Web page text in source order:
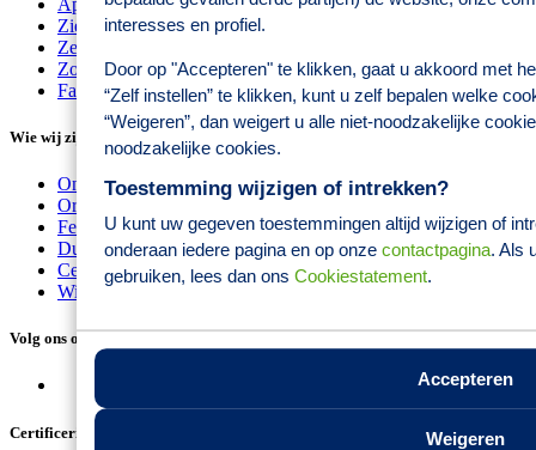
interesses en profiel.
Door op "Accepteren" te klikken, gaat u akkoord met
“Zelf instellen” te klikken, kunt u zelf bepalen welke
“Weigeren”, dan weigert u alle niet-noodzakelijke
noodzakelijke cookies.
Toestemming wijzigen of intrekken?
U kunt uw gegeven toestemmingen altijd wijzigen of
onderaan iedere pagina en op onze contactpagina. Als
gebruiken, lees dan ons Cookiestatement.
Accepteren
Weigeren
Ziekenhuizen
Zelfstandige behandelcentra
Zorginstellingen
Farmaceutische producenten
Wie wij zijn
Onze oorsprong
Organisatie
Feiten en cijfers
Duurzaamheid
Certificeringen
Wijzig cookie instellingen
Volg ons op social media
Certificeringen